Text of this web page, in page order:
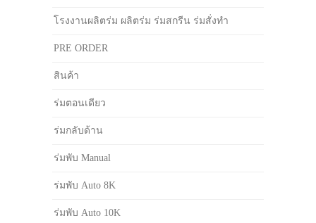
โรงงานผลิตร่ม ผลิตร่ม ร่มสกรีน ร่มสั่งทำ
PRE ORDER
สินค้า
ร่มตอนเดียว
ร่มกลับด้าน
ร่มพับ Manual
ร่มพับ Auto 8K
ร่มพับ Auto 10K